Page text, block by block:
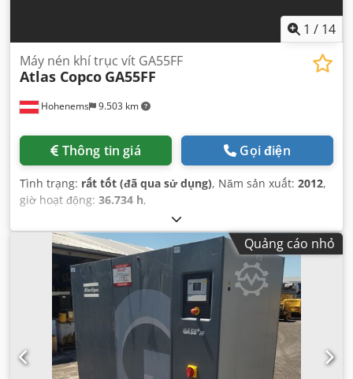
1 / 14
Hohenems 9.503 km
Máy nén khí trục vít GA55FF
Atlas Copco GA55FF
Thông tin giá Gọi điện
Tình trạng: rất tốt (đã qua sử dụng), Năm sản xuất: 2012,
giờ hoạt động: 36.734 h,
Quảng cáo nhỏ